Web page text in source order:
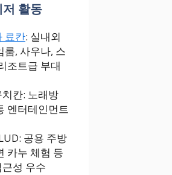
활동
료칸: 실내외
룸, 사우나, 스
조트급 부대
칸: 노래방
엔터테인먼트
공용 주방
카누 체험 등
성 우수